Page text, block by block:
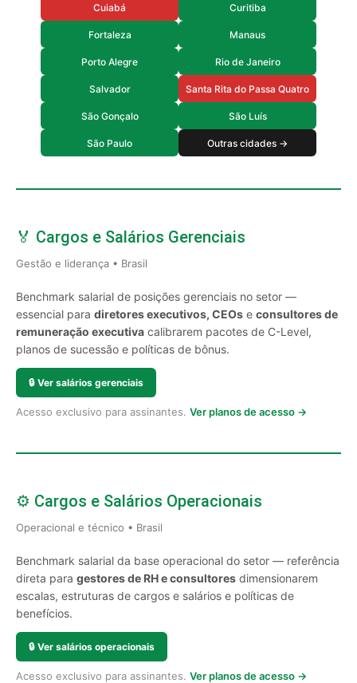
Cuiabá Curitiba
Fortaleza Manaus
Porto Alegre Rio de Janeiro
Salvador Santa Rita do Passa Quatro
São Gonçalo São Luís
São Paulo Outras cidades →
🏅 Cargos e Salários Gerenciais
Gestão e liderança • Brasil
Benchmark salarial de posições gerenciais no setor —
essencial para diretores executivos, CEOs e consultores de
remuneração executiva calibrarem pacotes de C-Level,
planos de sucessão e políticas de bônus.
🔒 Ver salários gerenciais
Acesso exclusivo para assinantes. Ver planos de acesso →
⚙️ Cargos e Salários Operacionais
Operacional e técnico • Brasil
Benchmark salarial da base operacional do setor — referência
direta para gestores de RH e consultores dimensionarem
escalas, estruturas de cargos e salários e políticas de
benefícios.
🔒 Ver salários operacionais
Acesso exclusivo para assinantes. Ver planos de acesso →